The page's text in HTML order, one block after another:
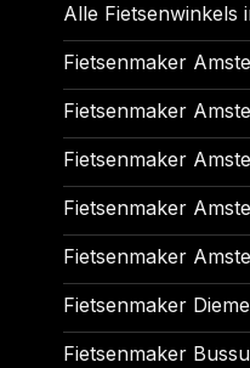
Alle Fietsenwinkels
Fietsenmaker
Fietsenmaker
Fietsenmaker
Fietsenmaker
Fietsenmaker
Fietsenmaker
Fietsenmaker